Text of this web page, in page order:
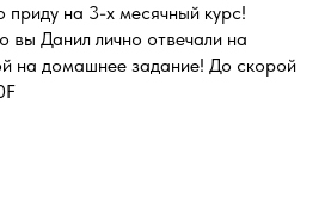
приду на 3-х месячный курс!
вы Данил лично отвечали на
на домашнее задание! До скорой